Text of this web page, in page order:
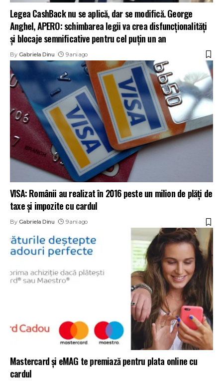
Legea CashBack nu se aplică, dar se modifică. George
Anghel, APERO: schimbarea legii va crea disfuncționalități
și blocaje semnificative pentru cel puțin un an
By Gabriela Dinu 9 ani ago
VISA: Românii au realizat în 2016 peste un milion de plăți de
taxe și impozite cu cardul
By Gabriela Dinu 9 ani ago
Mastercard şi eMAG te premiază pentru plata online cu
cardul